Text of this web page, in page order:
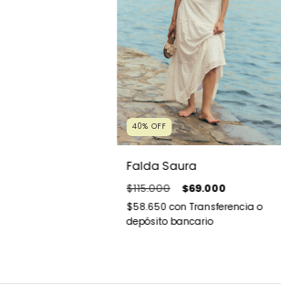
40% OFF
Falda Saura
$115.000 $69.000
$58.650con Transferencia o
depósito bancario